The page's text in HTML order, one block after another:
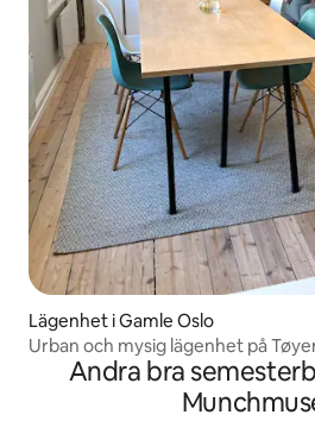
Lägenhet i Gamle Oslo
Urban och mysig lägenhet på
Andra bra